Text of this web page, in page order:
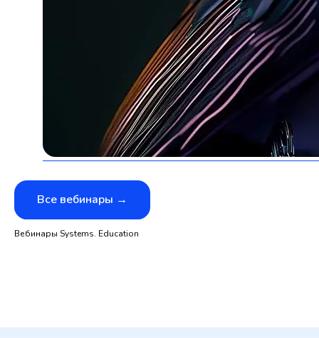
Все вебинары →
Вебинары Systems. Education